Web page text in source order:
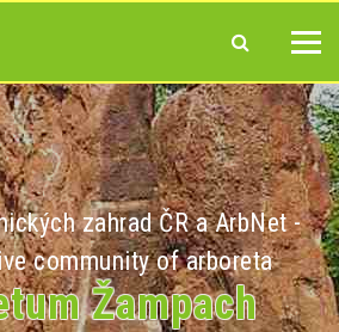
zahrad ČR a ArbNet -
community of arboreta
Žampach